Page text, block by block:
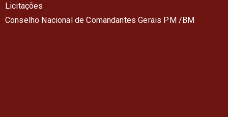
Licitações
Conselho Nacional de Comandantes Gerais PM /BM